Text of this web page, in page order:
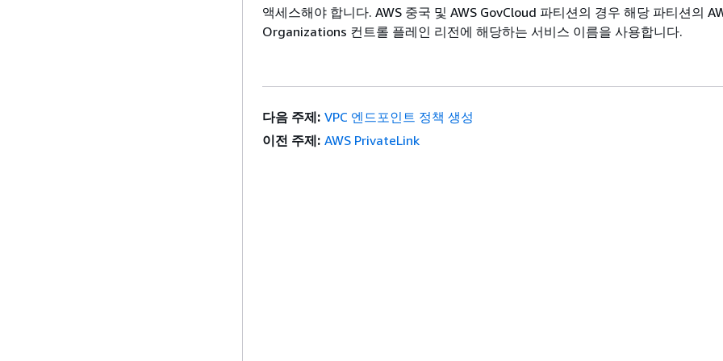
액세스해야 합니다. AWS 중국 및 AWS GovCloud 파티션의 경우 해당 파티션의
Organizations 컨트롤 플레인 리전에 해당하는 서비스 이름을 사용합니다.
다음 주제: VPC 엔드포인트 정책 생성
이전 주제: AWS PrivateLink